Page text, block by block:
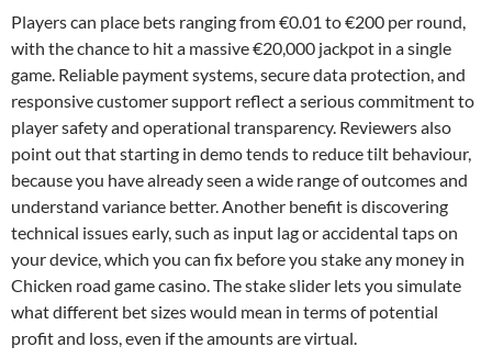
Players can place bets ranging from €0.01 to €200 per round,
with the chance to hit a massive €20,000 jackpot in a single
game. Reliable payment systems, secure data protection, and
responsive customer support reflect a serious commitment to
player safety and operational transparency. Reviewers also
point out that starting in demo tends to reduce tilt behaviour,
because you have already seen a wide range of outcomes and
understand variance better. Another benefit is discovering
technical issues early, such as input lag or accidental taps on
your device, which you can fix before you stake any money in
Chicken road game casino. The stake slider lets you simulate
what different bet sizes would mean in terms of potential
profit and loss, even if the amounts are virtual.